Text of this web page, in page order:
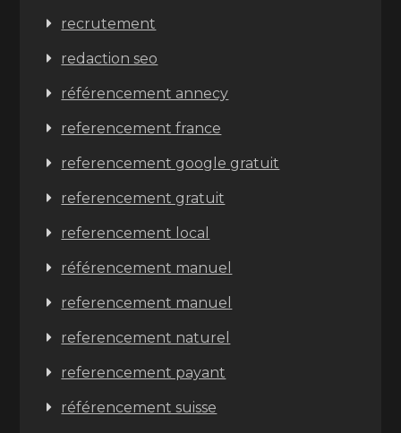
recrutement
redaction seo
référencement annecy
referencement france
referencement google gratuit
referencement gratuit
referencement local
référencement manuel
referencement manuel
referencement naturel
referencement payant
référencement suisse